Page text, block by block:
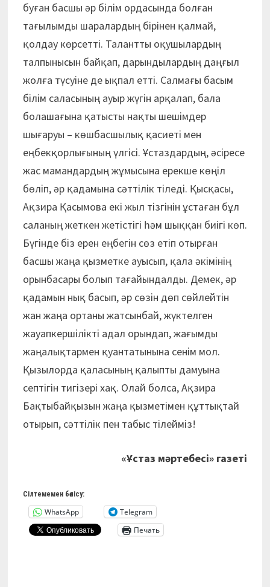
буған басшы әр білім ордасында болған
тағылымды шаралардың бірінен қалмай,
қолдау көрсетті. Талантты оқушылардың
талпынысын байқап, дарындылардың даңғыл
жолға түсуіне де ықпал етті. Салмағы басым
білім саласының ауыр жүгін арқалап, бала
болашағына қатысты нақты шешімдер
шығаруы – көшбасшылық қасиеті мен
еңбекқорлығының үлгісі. Ұстаздардың, әсіресе
жас мамандардың жұмысына ерекше көңіл
бөліп, әр қадамына сәттілік тіледі. Қысқасы,
Ақзира Қасымова екі жыл тізгінін ұстаған бұл
саланың жеткен жетістігі һәм шыққан биігі көп.
Бүгінде біз ерен еңбегін сөз етіп отырған
басшы жаңа қызметке ауысып, қала әкімінің
орынбасары болып тағайындалды. Демек, әр
қадамын нық басып, әр сөзін дөп сөйлейтін
жан жаңа ортаны жатсынбай, жүктелген
жауапкершілікті адал орындап, жағымды
жаңалықтармен қуантатынына сенім мол.
Қызылорда қаласының қалыпты дамуына
септігін тигізері хақ. Олай болса, Ақзира
Бақтыбайқызын жаңа қызметімен құттықтай
отырып, сәттілік пен табыс тілейміз!
«Ұстаз мәртебесі» газеті
Сілтемемен бөлісу:
WhatsApp
Telegram
Печать